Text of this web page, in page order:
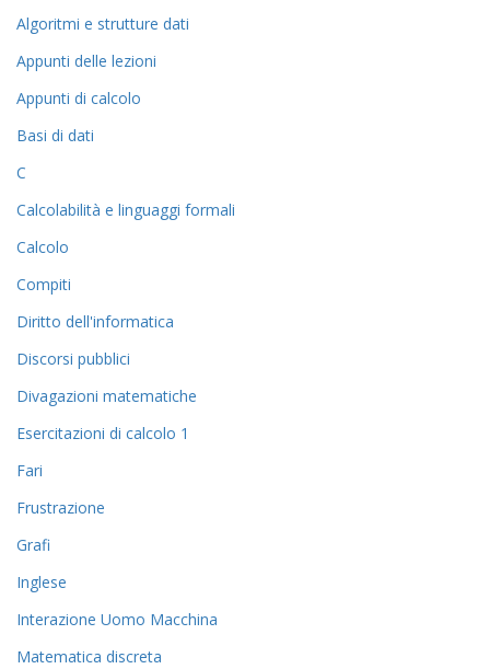
Algoritmi e strutture dati
Appunti delle lezioni
Appunti di calcolo
Basi di dati
C
Calcolabilità e linguaggi formali
Calcolo
Compiti
Diritto dell'informatica
Discorsi pubblici
Divagazioni matematiche
Esercitazioni di calcolo 1
Fari
Frustrazione
Grafi
Inglese
Interazione Uomo Macchina
Matematica discreta